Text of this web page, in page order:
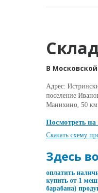
В
Адрес:
поселение
Манихино, 50 км
Посмотреть на
Скачать схему
Здесь
оплатить
купить от 1
барабана)